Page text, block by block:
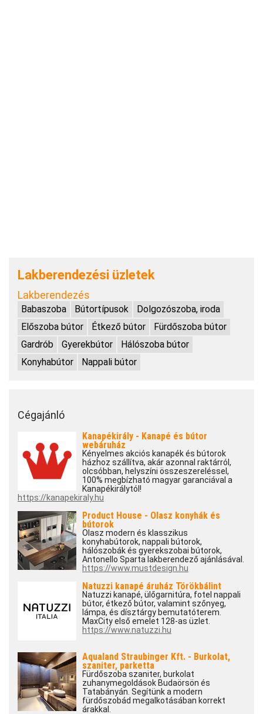
Lakberendezési üzletek
Lakberendezés
Babaszoba Bútortípusok
Dolgozószoba, iroda
Előszoba bútor
Étkező bútor
Fürdőszoba bútor
Gardrób
Gyerekbútor
Hálószoba bútor
Konyhabútor
Nappali bútor
Cégajánló
Kanapékirály - Kanapé és bútor
webáruház
Kényelmes akciós kanapék és bútorok
házhoz szállítva, akár azonnal raktárról,
olcsóbban, helyszíni összeszereléssel,
100% megbízható magyar garanciával a
Kanapékirálytól!
https://kanapekiraly.hu
Product House - Olasz konyhák és
bútorok
Olasz modern és klasszikus
konyhabútorok, nappali bútorok,
hálószobák és gyerekszobai bútorok,
Antonello Sparta lakberendező ajánlásával.
https://www.mustdesign.hu
Natuzzi kanapé áruház Törökbálint
Natuzzi kanapé, ülőgarnitúra, fotel nappali
bútor, étkező bútor, valamint szőnyeg,
lámpa, és dísztárgy bemutatóterem.
MaxCity első emelet 128-as üzlet.
https://www.natuzzi.hu
Aqualand Straubinger Kft. - Burkolat,
szaniter, parketta
Fürdőszoba szaniter, burkolat
zuhanymegoldások Budaörsön és
Tatabányán. Segítünk a modern
fürdőszobád megalkotásában korrekt
árakkal.